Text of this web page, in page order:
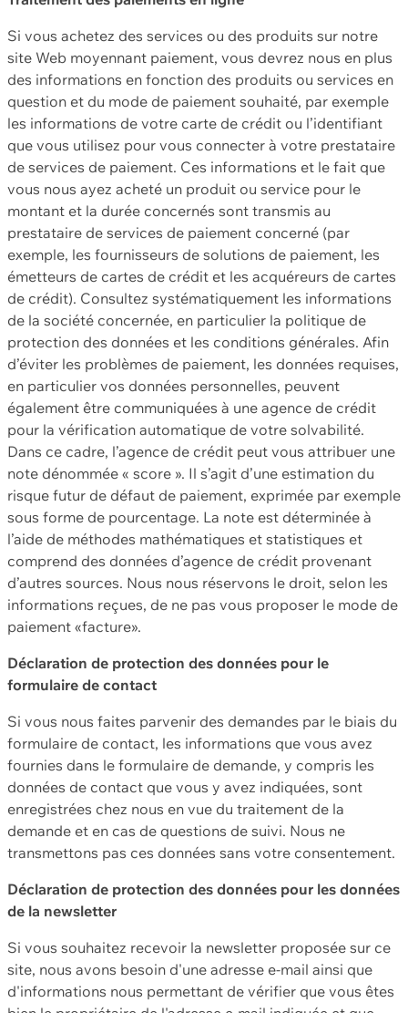
Si vous achetez des services ou des produits sur notre
site Web moyennant paiement, vous devrez nous en plus
des informations en fonction des produits ou services en
question et du mode de paiement souhaité, par exemple
les informations de votre carte de crédit ou l’identifiant
que vous utilisez pour vous connecter à votre prestataire
de services de paiement. Ces informations et le fait que
vous nous ayez acheté un produit ou service pour le
montant et la durée concernés sont transmis au
prestataire de services de paiement concerné (par
exemple, les fournisseurs de solutions de paiement, les
émetteurs de cartes de crédit et les acquéreurs de cartes
de crédit). Consultez systématiquement les informations
de la société concernée, en particulier la politique de
protection des données et les conditions générales. Afin
d’éviter les problèmes de paiement, les données requises,
en particulier vos données personnelles, peuvent
également être communiquées à une agence de crédit
pour la vérification automatique de votre solvabilité.
Dans ce cadre, l’agence de crédit peut vous attribuer une
note dénommée « score ». Il s’agit d’une estimation du
risque futur de défaut de paiement, exprimée par exemple
sous forme de pourcentage. La note est déterminée à
l’aide de méthodes mathématiques et statistiques et
comprend des données d’agence de crédit provenant
d’autres sources. Nous nous réservons le droit, selon les
informations reçues, de ne pas vous proposer le mode de
paiement «facture».
Déclaration de protection des données pour le
formulaire de contact
Si vous nous faites parvenir des demandes par le biais du
formulaire de contact, les informations que vous avez
fournies dans le formulaire de demande, y compris les
données de contact que vous y avez indiquées, sont
enregistrées chez nous en vue du traitement de la
demande et en cas de questions de suivi. Nous ne
transmettons pas ces données sans votre consentement.
Déclaration de protection des données pour les données
de la newsletter
Si vous souhaitez recevoir la newsletter proposée sur ce
site, nous avons besoin d'une adresse e-mail ainsi que
d'informations nous permettant de vérifier que vous êtes